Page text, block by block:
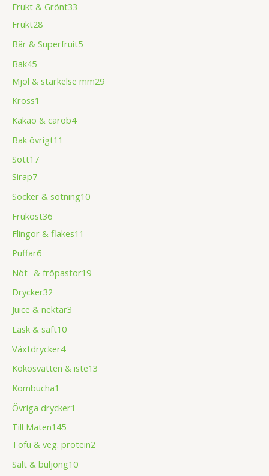
Frukt & Grönt33
Frukt28
Bär & Superfruit5
Bak45
Mjöl & stärkelse mm29
Kross1
Kakao & carob4
Bak övrigt11
Sött17
Sirap7
Socker & sötning10
Frukost36
Flingor & flakes11
Puffar6
Nöt- & fröpastor19
Drycker32
Juice & nektar3
Läsk & saft10
Växtdrycker4
Kokosvatten & iste13
Kombucha1
Övriga drycker1
Till Maten145
Tofu & veg. protein2
Salt & buljong10